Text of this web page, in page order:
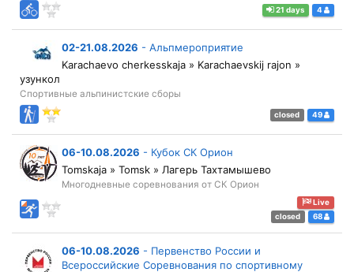
21 days 4
02-21.08.2026 - Альпмероприятие
Karachaevo cherkesskaja » Karachaevskij rajon »
узункол
Спортивные альпинистские сборы
closed 49
06-10.08.2026 - Кубок СК Орион
Tomskaja » Tomsk » Лагерь Тахтамышево
Многодневные соревнования от СК Орион
Live
closed
68
06-10.08.2026 - Первенство России и
Всероссийские Соревнования по спортивному